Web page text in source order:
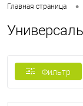
Главная страница •
Фильтр